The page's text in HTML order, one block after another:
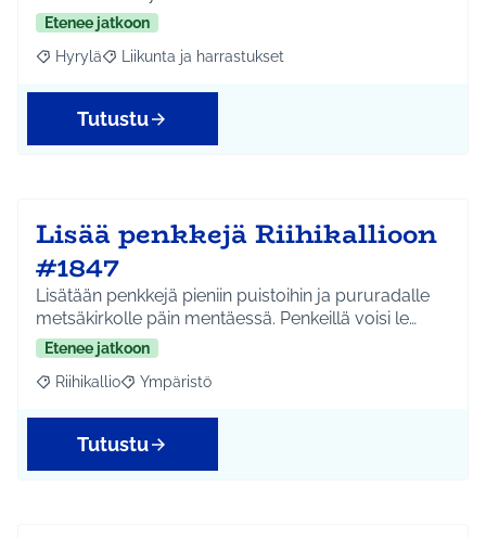
Etenee jatkoon
Rajaa tulokset aihepiirin mukaan: Hyrylä
Hyrylä Rajaa tulokset teeman mukaan: Liikunta ja
Liikunta ja harrastukset
Tutustu
Lisää penkkejä Riihikallioon
#1847
Lisätään penkkejä pieniin puistoihin ja pururadalle
metsäkirkolle päin mentäessä. Penkeillä voisi le…
Etenee jatkoon
Rajaa tulokset aihepiirin mukaan: Riihikallio
Riihikallio Rajaa tulokset teeman mukaan: Ympäristö
Ympäristö
Tutustu